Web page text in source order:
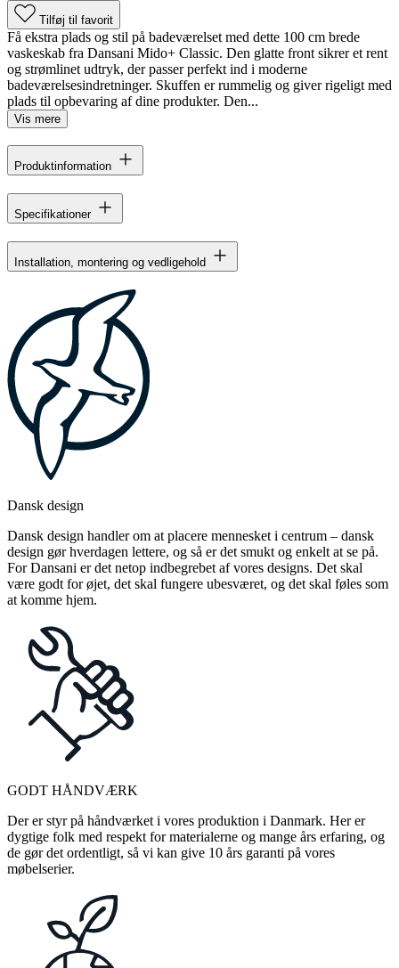
Tilføj til favorit
Få ekstra plads og stil på badeværelset med dette 100 cm brede
vaskeskab fra Dansani Mido+ Classic. Den glatte front sikrer et rent
og strømlinet udtryk, der passer perfekt ind i moderne
badeværelsesindretninger. Skuffen er rummelig og giver rigeligt med
plads til opbevaring af dine produkter. Den...
Vis mere
Produktinformation
Specifikationer
Installation, montering og vedligehold
Dansk design
Dansk design handler om at placere mennesket i centrum – dansk
design gør hverdagen lettere, og så er det smukt og enkelt at se på.
For Dansani er det netop indbegrebet af vores designs. Det skal
være godt for øjet, det skal fungere ubesværet, og det skal føles som
at komme hjem.
GODT HÅNDVÆRK
Der er styr på håndværket i vores produktion i Danmark. Her er
dygtige folk med respekt for materialerne og mange års erfaring, og
de gør det ordentligt, så vi kan give 10 års garanti på vores
møbelserier.